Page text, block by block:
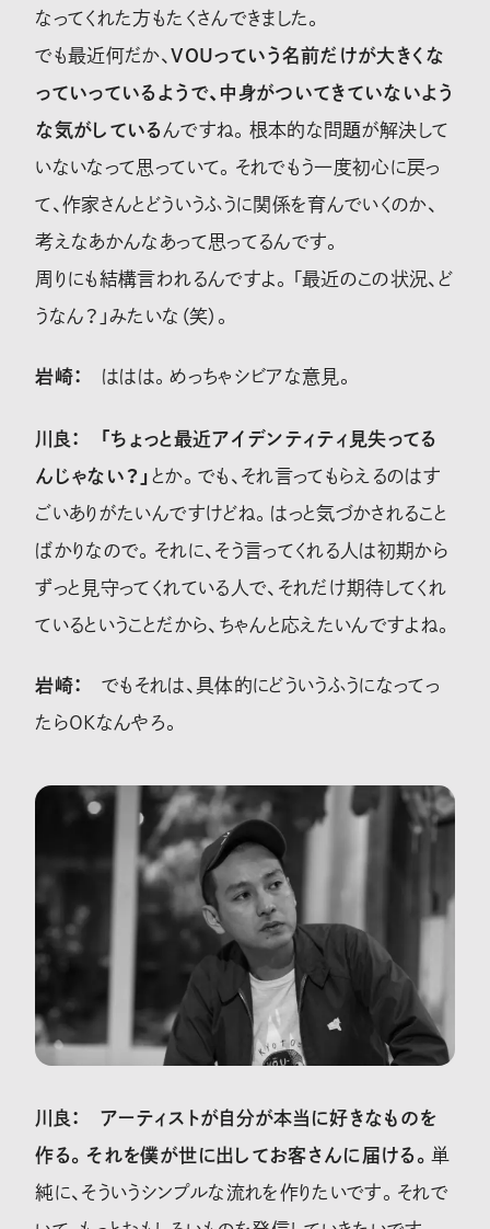
なってくれた方もたくさんできました。
でも最近何だか、VOUっていう名前だけが大きくな
っていっているようで、中身がついてきていないよう
な気がしているんですね。根本的な問題が解決して
いないなって思っていて。それでもう一度初心に戻っ
て、作家さんとどういうふうに関係を育んでいくのか、
考えなあかんなあって思ってるんです。
周りにも結構言われるんですよ。「最近のこの状況、ど
うなん？」みたいな（笑）。
岩崎： ははは。めっちゃシビアな意見。
川良：
「ちょっと最近アイデンティティ見失ってる
んじゃない？」 とか。でも、それ言ってもらえるのはす
ごいありがたいんですけどね。はっと気づかされること
ばかりなので。それに、そう言ってくれる人は初期から
ずっと見守ってくれている人で、それだけ期待してくれ
ているということだから、ちゃんと応えたいんですよね。
岩崎： でもそれは、具体的にどういうふうになってっ
たらOKなんやろ。
川良： アーティストが自分が本当に好きなものを
作る。それを僕が世に出してお客さんに届ける。 単
純に、そういうシンプルな流れを作りたいです。それで